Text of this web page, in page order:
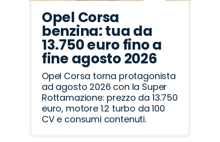
Opel Corsa
benzina: tua da
13.750 euro fino a
fine agosto 2026
Opel Corsa torna protagonista
ad agosto 2026 con la Super
Rottamazione: prezzo da 13.750
euro, motore 1.2 turbo da 100
CV e consumi contenuti.